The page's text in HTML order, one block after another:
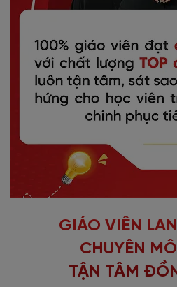
GIÁO VIÊN
CHUYÊN
TẬN TÂM